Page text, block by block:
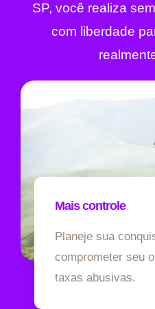
SP, você realiza
com liberdade
Mais controle
Planeje sua
comprometer seu
taxas abusivas.